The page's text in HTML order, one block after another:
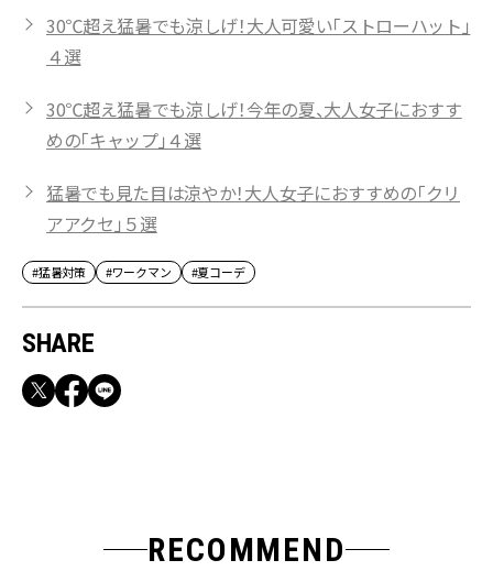
30℃超え猛暑でも涼しげ！大人可愛い「ストローハット」
４選
30℃超え猛暑でも涼しげ！今年の夏、大人女子におすす
めの「キャップ」４選
猛暑でも見た目は涼やか！大人女子におすすめの「クリ
アアクセ」５選
#猛暑対策 #ワークマン #夏コーデ
SHARE
RECOMMEND